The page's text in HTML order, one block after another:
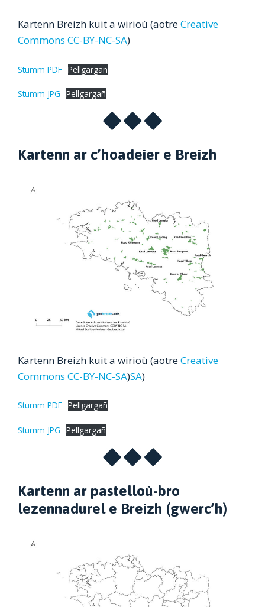
Kartenn Breizh kuit a wirioù (aotreCreative
Commons CC-BY-NC-SA)
Stumm PDF Pellgargañ
Stumm JPG Pellgargañ
Kartenn ar c’hoadeier e Breizh
Kartenn Breizh kuit a wirioù (aotreCreative
Commons CC-BY-NC-SA)SA)
Stumm PDF Pellgargañ
Stumm JPG Pellgargañ
Kartenn ar pastelloù-bro
lezennadurel e Breizh (gwerc’h)